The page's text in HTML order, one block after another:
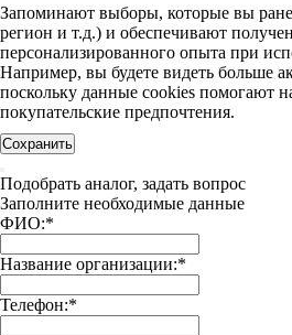
Запоминают выборы, которые вы
регион и т.д.) и обеспечивают
персонализированного опыта при
Например, вы будете видеть больше
поскольку данные cookies помогают
покупательские предпочтения.
Сохранить
Подобрать аналог, задать вопрос
Заполните необходимые данные
ФИО:*
Название организации:*
Телефон:*